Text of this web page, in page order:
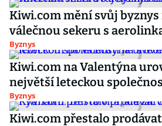
Kiwi.com mění svůj byznys
válečnou sekeru s
Byznys
Kiwi.com na Valentýna
největší leteckou
Byznys
Kiwi.com přestalo